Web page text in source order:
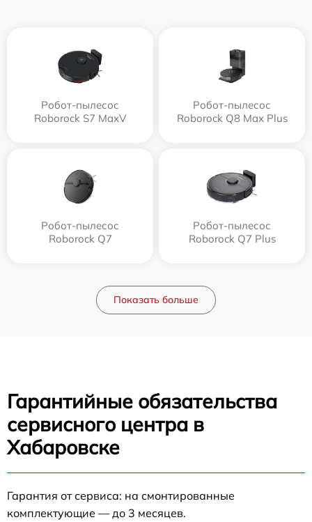
Робот-пылесос
Roborock S7 MaxV
Робот-пылесос
Roborock Q8 Max Plus
Робот-пылесос
Roborock Q7
Робот-пылесос
Roborock Q7 Plus
Показать больше
Гарантийные обязательства
сервисного центра в
Хабаровске
Гарантия от сервиса: на смонтированные
комплектующие — до 3 месяцев.